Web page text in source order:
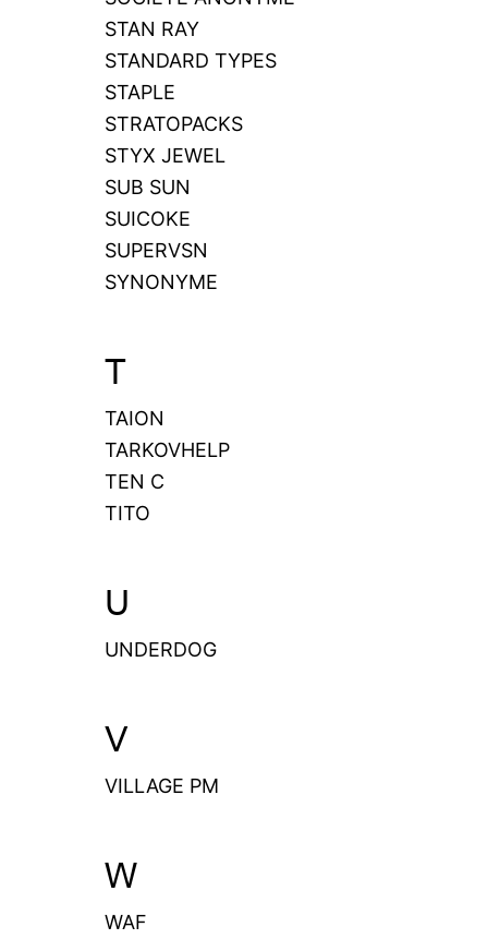
STAN RAY
STANDARD TYPES
STAPLE
STRATOPACKS
STYX JEWEL
SUB SUN
SUICOKE
SUPERVSN
SYNONYME
T
TAION
TARKOVHELP
TEN C
TITO
U
UNDERDOG
V
VILLAGE PM
W
WAF